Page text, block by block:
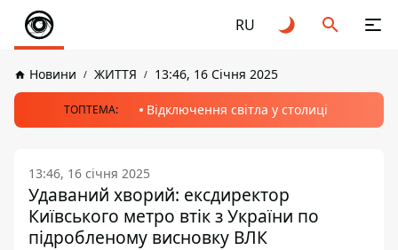
RU
Новини ЖИТТЯ 13:46, 16 Січня 2025
ТОПТЕМА: Відключення світла у столиці
13:46, 16 січня 2025
Удаваний хворий: ексдиректор
Київського метро втік з України по
підробленому висновку ВЛК